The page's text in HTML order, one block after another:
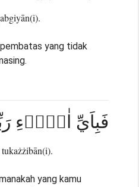
yang tidak
فَبِاَيِّ اٰلَاۤءِ
yang kamu